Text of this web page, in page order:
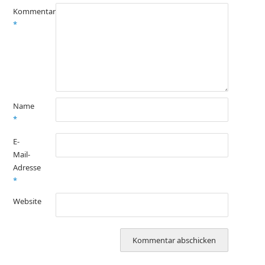
Kommentar
*
Name
*
E-
Mail-
Adresse
*
Website